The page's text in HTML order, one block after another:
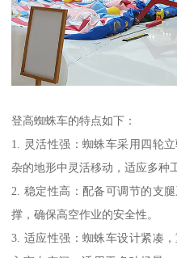
登高蜘蛛车的特点如下：
1. 灵活性强：蜘蛛车采用四轮
杂的地形中灵活移动，适应多种
2. 稳定性高：配备可调节的支
撑，确保高空作业的安全性。
3. 适应性强：蜘蛛车设计紧凑